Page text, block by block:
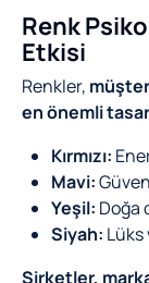
Renk
Etkisi
Renkler,
en önemli
Kırmızı:
Mavi:
Yeşil: Doğa
Siyah: Lüks
Şirketler,